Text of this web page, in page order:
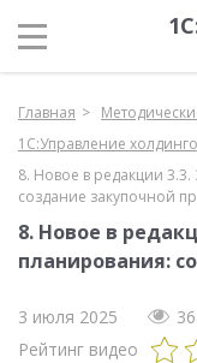
Главная
1С:Управление
8. Новое в редакции
создание закупочной
8. Новое в
планирования:
3 июля 2025
Рейтинг видео